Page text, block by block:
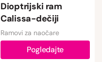
Dioptrijski ram
Calissa-dečiji
Ramovi za naočare
Pogledajte